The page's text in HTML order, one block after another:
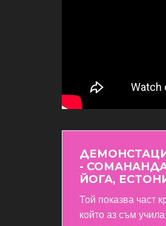
-
ЙОГА,
Той показва част
който аз съм